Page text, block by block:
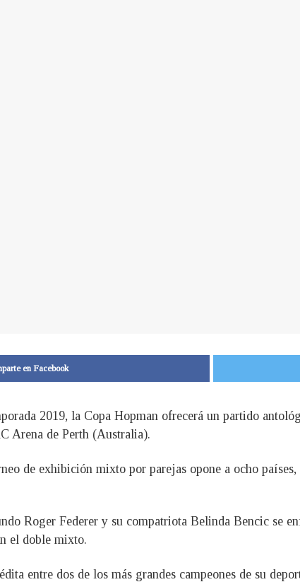
en Facebook
2019, la Copa Hopman ofrecerá un partido
Arena de Perth (Australia).
de exhibición mixto por parejas opone a ocho
Roger Federer y su compatriota Belinda Bencic se
el doble mixto.
entre dos de los más grandes campeones de su